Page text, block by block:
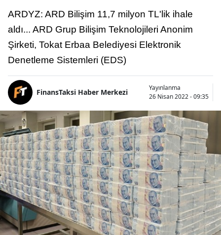
ARDYZ: ARD Bilişim 11,7 milyon TL'lik ihale
aldı... ARD Grup Bilişim Teknolojileri Anonim
Şirketi, Tokat Erbaa Belediyesi Elektronik
Denetleme Sistemleri (EDS)
FinansTaksi Haber Merkezi
Yayınlanma
26 Nisan 2022 - 09:35